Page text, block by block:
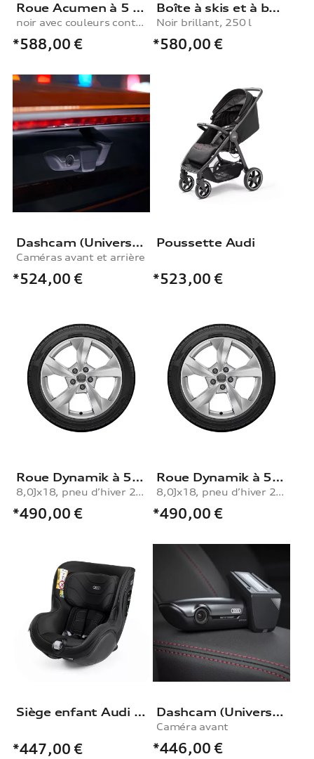
Roue Acumen à 5 branches en V
noir avec couleurs contrastantes gris quartz et rouge signal, 8,0Jx18, pneu d’hiver 225/40 R18 92V XL gauche
*588,00 €
Boîte à skis et à bagages, noir brillant, 250 l
Noir brillant, 250 l
*580,00 €
Dashcam (Universal Traffic Recorder 2.0), Caméras avant et arrière
Caméras avant et arrière
*524,00 €
Poussette Audi
*523,00 €
Roue Dynamik à 5 branches
8,0Jx18, pneu d’hiver 225/40 R18 92V XL, droite
*490,00 €
Roue Dynamik à 5 branches
8,0Jx18, pneu d’hiver 225/40 R18 92V XL, gauche
*490,00 €
Siège enfant Audi i-Size
*447,00 €
Dashcam (Universal Traffic Recorder 2.0), Caméra avant
Caméra avant
*446,00 €